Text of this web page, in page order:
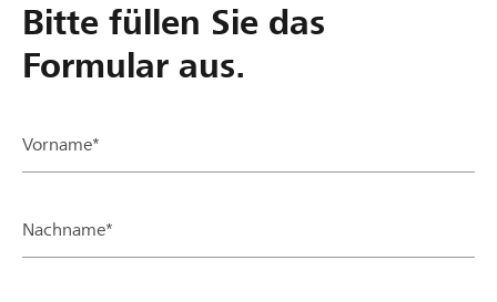
Bitte füllen Sie das
Formular aus.
Vorname*
Nachname*